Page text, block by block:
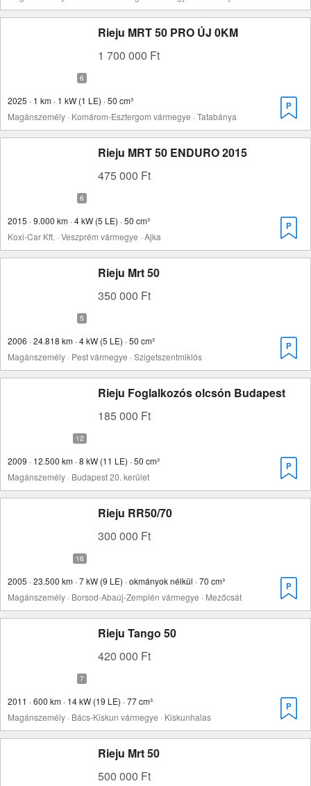
Rieju MRT 50 PRO ÚJ 0KM
1 700 000 Ft
2025 · 1 km · 1 kW (1 LE) · 50 cm³
Magánszemély · Komárom-Esztergom vármegye · Tatabánya
Rieju MRT 50 ENDURO 2015
475 000 Ft
2015 · 9.000 km · 4 kW (5 LE) · 50 cm³
Koxi-Car Kft. · Veszprém vármegye · Ajka
Rieju Mrt 50
350 000 Ft
2006 · 24.818 km · 4 kW (5 LE) · 50 cm³
Magánszemély · Pest vármegye · Szigetszentmiklós
Rieju Foglalkozós olcsón Budapest
185 000 Ft
2009 · 12.500 km · 8 kW (11 LE) · 50 cm³
Magánszemély · Budapest 20. kerület
Rieju RR50/70
300 000 Ft
2005 · 23.500 km · 7 kW (9 LE) · okmányok nélkül · 70 cm³
Magánszemély · Borsod-Abaúj-Zemplén vármegye · Mezőcsát
Rieju Tango 50
420 000 Ft
2011 · 600 km · 14 kW (19 LE) · 77 cm³
Magánszemély · Bács-Kiskun vármegye · Kiskunhalas
Rieju Mrt 50
500 000 Ft